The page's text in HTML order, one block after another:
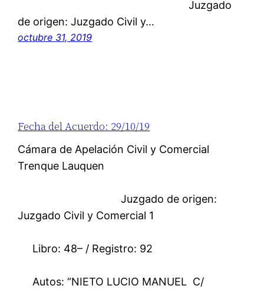
Juzgado
de origen: Juzgado Civil y…
octubre 31, 2019
Fecha del Acuerdo: 29/10/19
Cámara de Apelación Civil y Comercial
Trenque Lauquen
Juzgado de origen:
Juzgado Civil y Comercial 1
Libro: 48– / Registro: 92
Autos: “NIETO LUCIO MANUEL C/